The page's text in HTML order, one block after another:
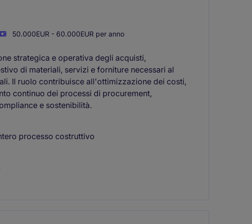
50.000EUR - 60.000EUR per anno
strategica e operativa degli acquisti,
di materiali, servizi e forniture necessari al
Il ruolo contribuisce all'ottimizzazione dei costi,
continuo dei processi di procurement,
e sostenibilità.
processo costruttivo